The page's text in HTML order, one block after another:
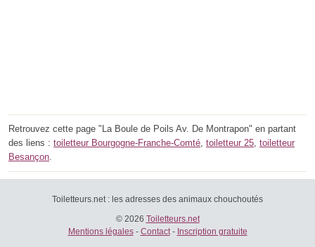
Retrouvez cette page "La Boule de Poils Av. De Montrapon" en partant
des liens : toiletteur Bourgogne-Franche-Comté toiletteur 25 toiletteur
Besançon
Toiletteurs.net : les adresses des animaux chouchoutés
© 2026 Toiletteurs.net
Mentions légales- Contact- Inscription gratuite